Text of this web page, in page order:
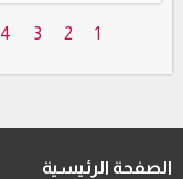
1
2
3
4
الصفحة الرئيسية